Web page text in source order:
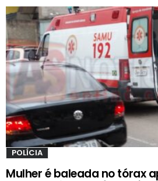
POLÍCIA
Mulher é baleada no tórax